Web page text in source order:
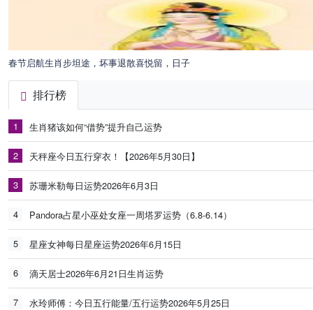
春节启航生肖步坦途，坏事退散喜悦留，日子
排行榜
1 生肖猪该如何“借势”提升自己运势
2 天秤座今日五行穿衣！【2026年5月30日】
3 苏珊米勒每日运势2026年6月3日
4 Pandora占星小巫处女座一周塔罗运势（6.8-6.14）
5 星座女神每日星座运势2026年6月15日
6 滴天居士2026年6月21日生肖运势
7 水玲师傅：今日五行能量/五行运势2026年5月25日